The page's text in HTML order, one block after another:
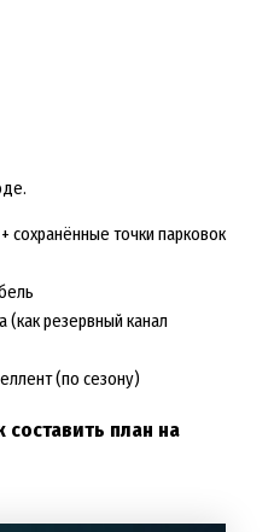
точки парковок
(как резервный канал
(по сезону)
план на